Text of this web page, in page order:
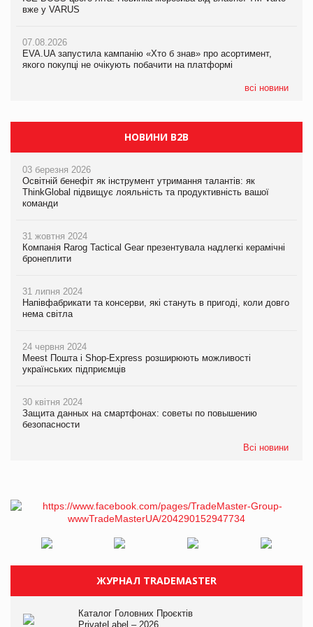
вже у VARUS
07.08.2026
EVA.UA запустила кампанію «Хто б знав» про асортимент,
якого покупці не очікують побачити на платформі
всі новини
вже у VARUS
07.08.2026
EVA.UA запустила кампанію «Хто б знав» про асортимент,
якого покупці не очікують побачити на платформі
НОВИНИ B2B
03 березня 2026
Освітній бенефіт як інструмент утримання талантів: як
ThinkGlobal підвищує лояльність та продуктивність вашої
команди
31 жовтня 2024
Компанія Rarog Tactical Gear презентувала надлегкі керамічні
бронеплити
31 липня 2024
Напівфабрикати та консерви, які стануть в пригоді, коли довго
нема світла
24 червня 2024
Meest Пошта і Shop-Express розширюють можливості
українських підприємців
30 квітня 2024
Защита данных на смартфонах: советы по повышению
безопасности
Всі новини
ЖУРНАЛ TRADEMASTER
Каталог Головних Проєктів
PrivateLabel – 2026